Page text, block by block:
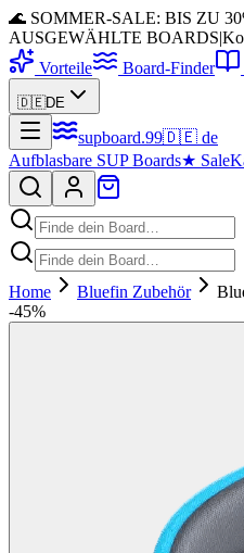
🌊 SOMMER-SALE: BIS ZU
AUSGEWÄHLTE BOARDS|
Vorteile
Board-Finder
🇩🇪DE
supboard.99🇩🇪 de
Aufblasbare SUP Boards★ Sale
Home Bluefin Zubehör
-45%